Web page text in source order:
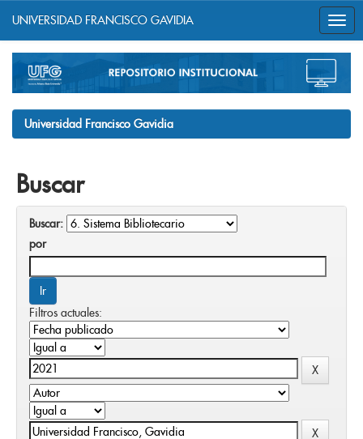
navigation
UNIVERSIDAD FRANCISCO GAVIDIA
Universidad Francisco Gavidia
Buscar
Buscar:
por
Filtros actuales: